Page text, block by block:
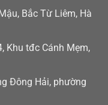
Bắc Từ Liêm, Hà
Khu tđc Cánh Mẹm,
Đông Hải, phường